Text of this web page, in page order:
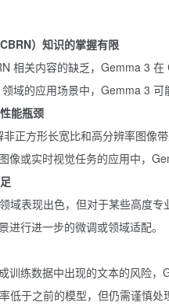
）知识的掌握有限
相关内容的缺乏，Gemma 3 在
域的应用场景中，Gemma 3 可
能瓶颈
非正方形长宽比和高分辨率图像
像或实时视觉任务的应用中，
域表现出色，但对于某些高度专
进行进一步的微调或领域适配。
训练数据中出现的文本的风险，
低于之前的模型，但仍需谨慎处